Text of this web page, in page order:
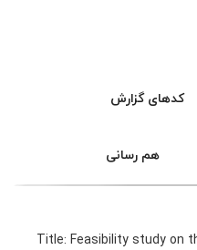
کدهای گزارش
هم رسانی
Title: Feasibility study on